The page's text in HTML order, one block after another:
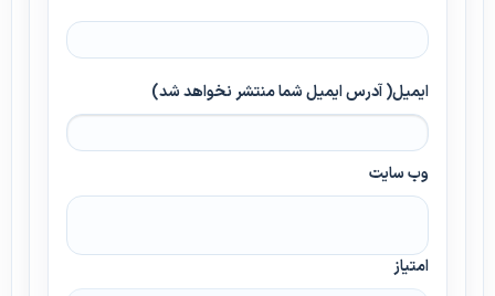
ایمیل( آدرس ایمیل شما منتشر نخواهد شد)
وب سایت
امتیاز